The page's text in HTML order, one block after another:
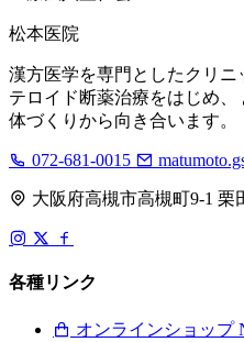
松本医院
漢方医学を専門としたクリ
テロイド断薬治療をはじめ
体づくりから向き合います。
072-681-0015
大阪府高槻市高槻町9-1 栗
各種リンク
オンラインショップ